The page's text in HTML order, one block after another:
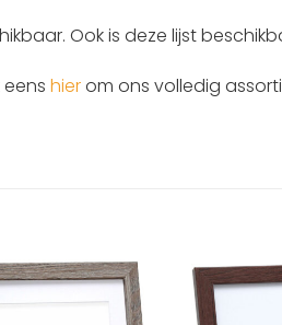
Ook is deze lijst
hierom ons volledig